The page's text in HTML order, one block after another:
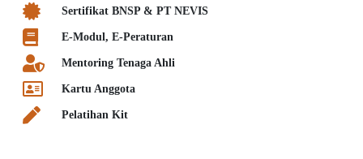
Sertifikat BNSP & PT NEVIS
E-Modul, E-Peraturan
Mentoring Tenaga Ahli
Kartu Anggota
Pelatihan Kit